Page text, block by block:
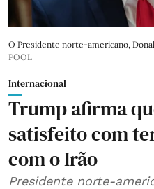
O Presidente norte-americano,
POOL
Internacional
Trump afirma
satisfeito com
com o Irão
Presidente norte-